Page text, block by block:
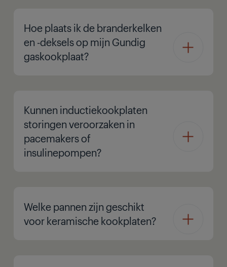
Hoe plaats ik de branderkelken
en -deksels op mijn Gundig
gaskookplaat?
Kunnen inductiekookplaten
storingen veroorzaken in
pacemakers of
insulinepompen?
Welke pannen zijn geschikt
voor keramische kookplaten?